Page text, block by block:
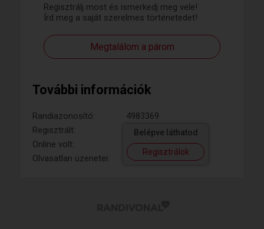
Regisztrálj most és ismerkedj meg vele!
Írd meg a saját szerelmes történetedet!
Megtalálom a párom
További információk
Randiazonosító:
4983369
Regisztrált:
Online volt:
Olvasatlan üzenetei:
Belépve láthatod
Regisztrálok